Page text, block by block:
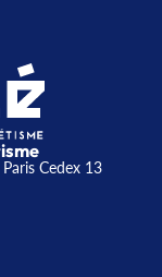
Cedex 13